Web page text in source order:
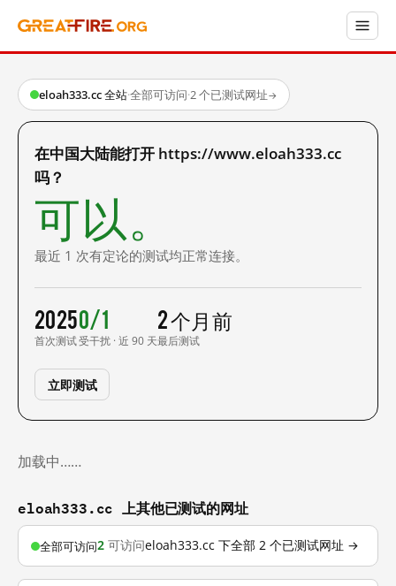
eloah333.cc 全站·全部可访问·2 个已测试网址→
在中国大陆能打开 https://www.eloah333.cc
吗？
可以。
最近 1 次有定论的测试均正常连接。
2025
首次测试
0/1
受干扰 · 近 90 天
2 个月前
最后测试
立即测试
加载中……
eloah333.cc 上其他已测试的网址
全部可访问2 可访问eloah333.cc 下全部 2 个已测试网址 →